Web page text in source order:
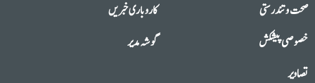
صحت وتندرستی
کاروباری خبریں
خصوصی پیشکش
گوشہ مدیر
تصاویر